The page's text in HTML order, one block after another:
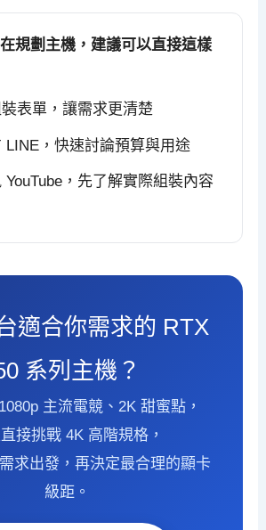
規劃主機，建議可以直接這樣
表單，讓需求更清楚
，快速討論預算與用途
，先了解實際組裝內容
適合你需求的 RTX
系列主機？
主流電競、2K 甜蜜點，
接挑戰 4K 高階規格，
求出發，再決定最合理的顯卡
級距。